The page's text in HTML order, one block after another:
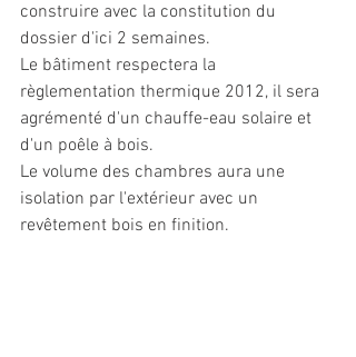
construire avec la constitution du
dossier d'ici 2 semaines.
Le bâtiment respectera la
règlementation thermique 2012, il sera
agrémenté d'un chauffe-eau solaire et
d'un poêle à bois.
Le volume des chambres aura une
isolation par l'extérieur avec un
revêtement bois en finition.